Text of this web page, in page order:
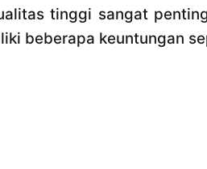
tinggi sangat
beberapa keuntungan